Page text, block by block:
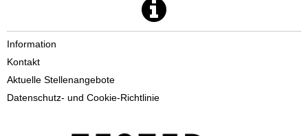
Information
Kontakt
Aktuelle Stellenangebote
Datenschutz- und Cookie-Richtlinie